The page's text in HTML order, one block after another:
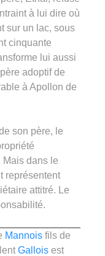
à lui dire où
sur un lac, sous
cinquante
lui aussi
adoptif de
à Apollon de
son père, le
Mais dans le
représentent
attitré. Le
Mannois fils de
Gallois est